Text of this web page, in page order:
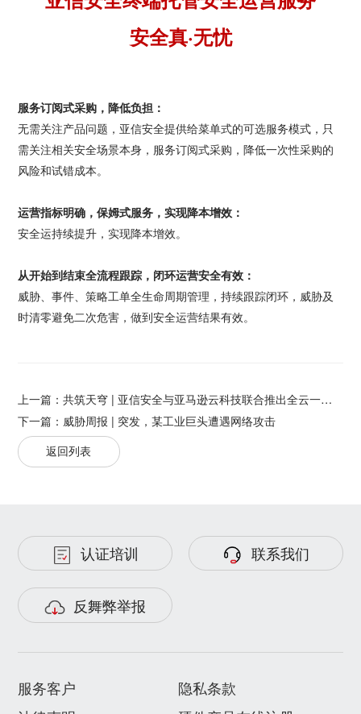
安全真·无忧
服务订阅式采购，降低负担：
无需关注产品问题，亚信安全提供给菜单式的可选服务模式，只
需关注相关安全场景本身，服务订阅式采购，降低一次性采购的
风险和试错成本。
运营指标明确，保姆式服务，实现降本增效：
安全运持续提升，实现降本增效。
从开始到结束全流程跟踪，闭环运营安全有效：
威胁、事件、策略工单全生命周期管理，持续跟踪闭环，威胁及
时清零避免二次危害，做到安全运营结果有效。
上一篇：共筑天穹 | 亚信安全与亚马逊云科技联合推出全云一体化终端安全SaaS解决方案
下一篇： 威胁周报 | 突发，某工业巨头遭遇网络攻击
返回列表
认证培训 联系我们
反舞弊举报
服务客户
隐私条款